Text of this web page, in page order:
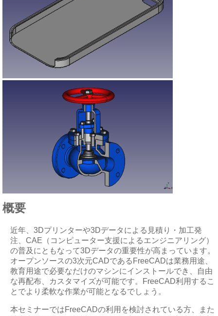
概要
近年、3Dプリンターや3Dデータによる見積り・加工発
注、CAE（コンピューター支援によるエンジニアリング）
の普及にともなって3Dデータの重要性が高まっています。
オープンソースの3次元CADであるFreeCADは業務用途、
教育用途で必要なだけのマシンにインストールでき、自由
な再配布、カスタマイズが可能です。FreeCAD利用するこ
とでより柔軟な作業が可能となるでしょう。
本セミナーではFreeCADの利用を検討されている方、また